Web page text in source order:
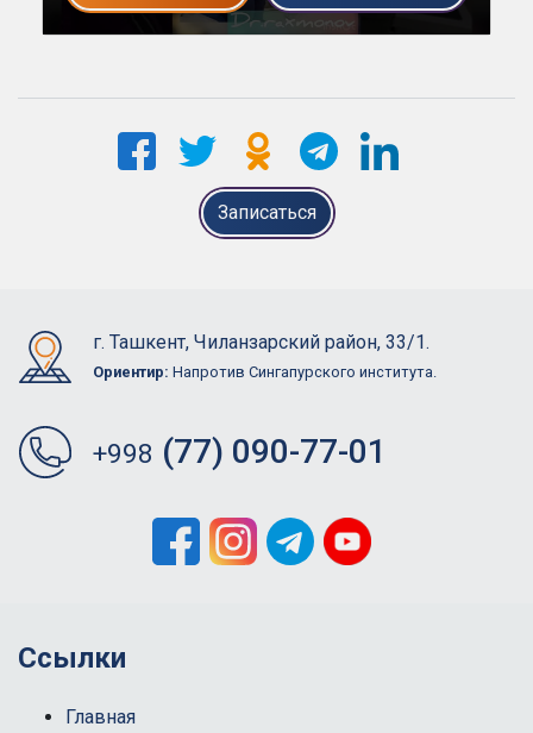
Записаться
г. Ташкент, Чиланзарский район, 33/1.
Ориентир: Напротив Сингапурского института.
+998 (77) 090-77-01
Ссылки
Главная